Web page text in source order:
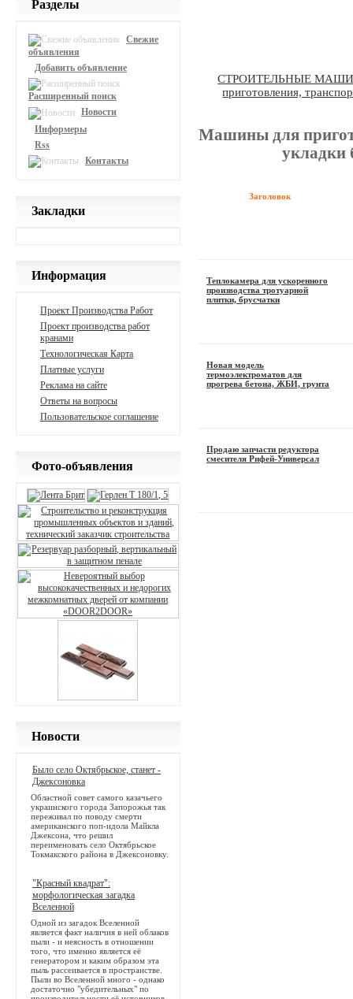
СТРОИТЕЛЬНЫЕ
приготовления,
Машины для
укладки
Заголовок
Теплокамера для ускоренного
производства тротуарной
плитки, брусчатки
Новая модель
термоэлектроматов для
прогрева бетона, ЖБИ, грунта
Продаю запчасти редуктора
смесителя Рифей-Универсал
Разделы
Свежие
объявления
Добавить объявление
Расширенный поиск
Новости
Информеры
Rss
Контакты
Закладки
Информация
Проект Производства Работ
Проект производства работ
кранами
Технологическая Карта
Платные услуги
Реклама на сайте
Ответы на вопросы
Пользовательское соглашение
Фото-объявления
Новости
Было село Октябрьское, станет -
Джексоновка
Областной совет самого казачьего
украинского города Запорожья так
переживал по поводу смерти
американского поп-идола Майкла
Джексона, что решил
переименовать село Октябрьское
Токмакского района в Джексоновку.
"Красный квадрат":
морфологическая загадка
Вселенной
Одной из загадок Вселенной
является факт наличия в ней облаков
пыли - и неясность в отношении
того, что именно является её
генератором и каким образом эта
пыль рассеивается в пространстве.
Пыли во Вселенной много - однако
достаточно "убедительных" по